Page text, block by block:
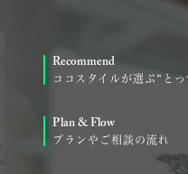
Recommend
ココスタイルが選ぶ“と
Plan & Flow
プランやご相談の流れ